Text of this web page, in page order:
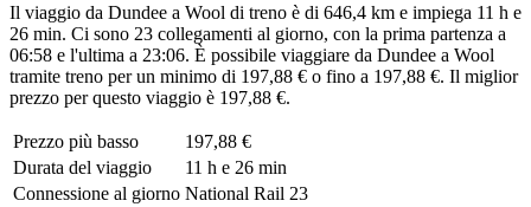
Il viaggio da Dundee a Wool di treno è di 646,4 km e impiega 11 h e
26 min. Ci sono 23 collegamenti al giorno, con la prima partenza a
06:58 e l'ultima a 23:06. È possibile viaggiare da Dundee a Wool
tramite treno per un minimo di 197,88 € o fino a 197,88 €. Il miglior
prezzo per questo viaggio è 197,88 €.
Prezzo più basso
197,88 €
Durata del viaggio
11 h e 26 min
Connessione al giorno National Rail 23